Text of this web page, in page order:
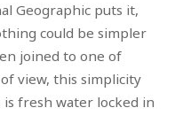
Geographic puts it,
could be simpler
joined to one of
view, this simplicity
is fresh water locked in